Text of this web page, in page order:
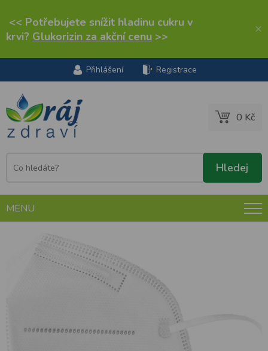
<< Potřebujete snížit hladinu cukru v
krvi? Glukorizin za akční cenu >> ×
Přihlášení Registrace
0 Kč
MENU
Respirátor KN95 1 ks